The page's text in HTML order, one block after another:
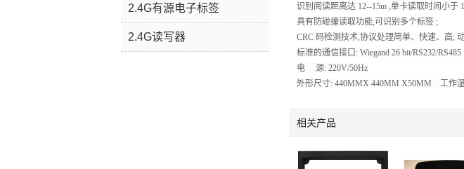
2.4G有源电子标签
2.4G读写器
识别阅读距离达 12--15m ,单卡读取时间小于
具有防碰撞读取功能,可识别多个标签 ;
CRC 码检测技术,协议处理简单、快速、高;
标准的通信接口: Wiegand 26 bit/RS232/RS485
电 源: 220V/50Hz
外形尺寸: 440MMX 440MM X50MM 工作
相关产品